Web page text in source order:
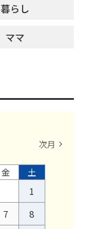
暮らし
ママ
次月
金
土
1
7
8